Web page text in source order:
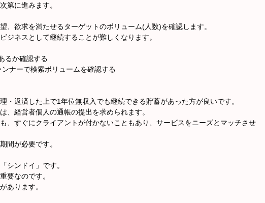
第に進みます。
、欲求を満たせるターゲットのボリューム(人数)を確認します。
ジネスとして継続することが難しくなります。
るか確認する
ンナーで検索ボリュームを確認する
・返済した上で1年位無収入でも継続できる貯蓄があった方が良いです。
、経営者個人の通帳の提出を求められます。
、すぐにクライアントが付かないこともあり、サービスをニーズとマッチさせ
間が必要です。
シンドイ」です。
要なのです。
あります。